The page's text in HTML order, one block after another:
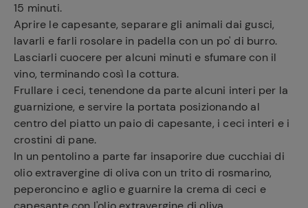
15 minuti.
Aprire le capesante, separare gli animali dai gusci,
lavarli e farli rosolarein padella con un po' di burro.
Lasciarli cuocere per alcuni minuti e sfumare con il
vino, terminando così la cottura.
Frullare i ceci, tenendone da parte alcuni interi per la
guarnizione, e servire la portata posizionando al
centro del piatto un paio di capesante, i ceci interi e i
crostini di pane.
In un pentolino a parte far insaporire due cucchiai di
olio extravergine di oliva con un trito di rosmarino,
peperoncino e aglio e guarnire la crema di ceci e